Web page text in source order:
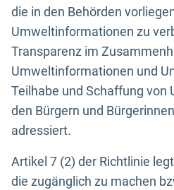
die in den Behörden
Umweltinformationen zu
Transparenz im
Umweltinformationen und
Teilhabe und Schaffung von
den Bürgern und
adressiert.
Artikel 7 (2) der Richtlinie
die zugänglich zu machen